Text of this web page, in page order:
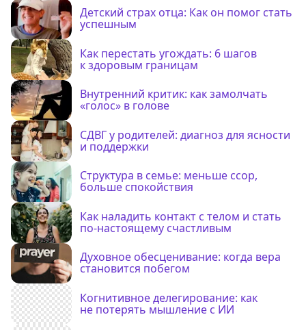
Детский страх отца: Как он помог стать
успешным
Как перестать угождать: 6 шагов
к здоровым границам
Внутренний критик: как замолчать
«голос» в голове
СДВГ у родителей: диагноз для ясности
и поддержки
Структура в семье: меньше ссор,
больше спокойствия
Как наладить контакт с телом и стать
по-настоящему счастливым
Духовное обесценивание: когда вера
становится побегом
Когнитивное делегирование: как
не потерять мышление с ИИ